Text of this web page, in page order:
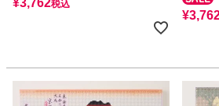
¥3,762税込
¥